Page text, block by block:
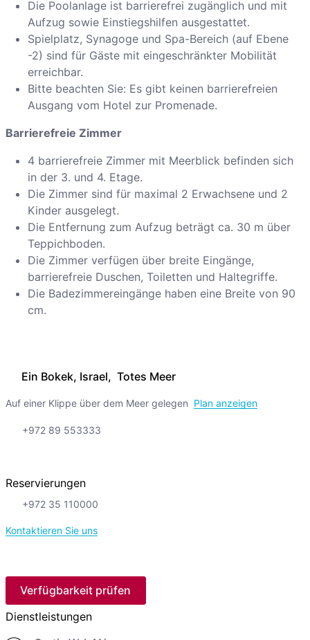
Ein Bokek, Israel, Totes Meer
Auf einer Klippe über dem Meer gelegen Plan anzeigen
+972 89 553333
Reservierungen
+972 35 110000
Kontaktieren Sie uns
Verfügbarkeit prüfen
Dienstleistungen
Die Poolanlage ist barrierefrei zugänglich und mit
Aufzug sowie Einstiegshilfen ausgestattet.
Spielplatz, Synagoge und Spa-Bereich (auf Ebene
-2) sind für Gäste mit eingeschränkter Mobilität
erreichbar.
Bitte beachten Sie: Es gibt keinen barrierefreien
Ausgang vom Hotel zur Promenade.
Barrierefreie Zimmer
4 barrierefreie Zimmer mit Meerblick befinden sich
in der 3. und 4. Etage.
Die Zimmer sind für maximal 2 Erwachsene und 2
Kinder ausgelegt.
Die Entfernung zum Aufzug beträgt ca. 30 m über
Teppichboden.
Die Zimmer verfügen über breite Eingänge,
barrierefreie Duschen, Toiletten und Haltegriffe.
Die Badezimmereingänge haben eine Breite von 90
cm.